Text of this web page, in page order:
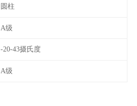
圆柱
A级
-20-43摄氏度
A级